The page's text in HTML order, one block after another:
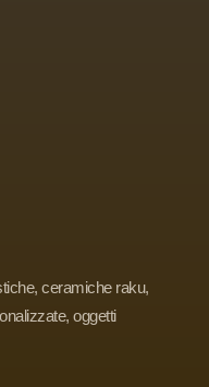
ceramiche raku,
oggetti